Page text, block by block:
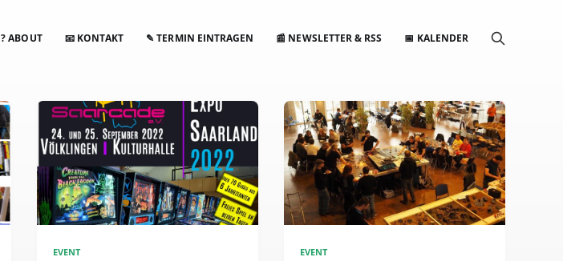
? ABOUT 📧 KONTAKT ✎ TERMIN EINTRAGEN 📰 NEWSLETTER & RSS 📅 KALENDER
EVENT EVENT